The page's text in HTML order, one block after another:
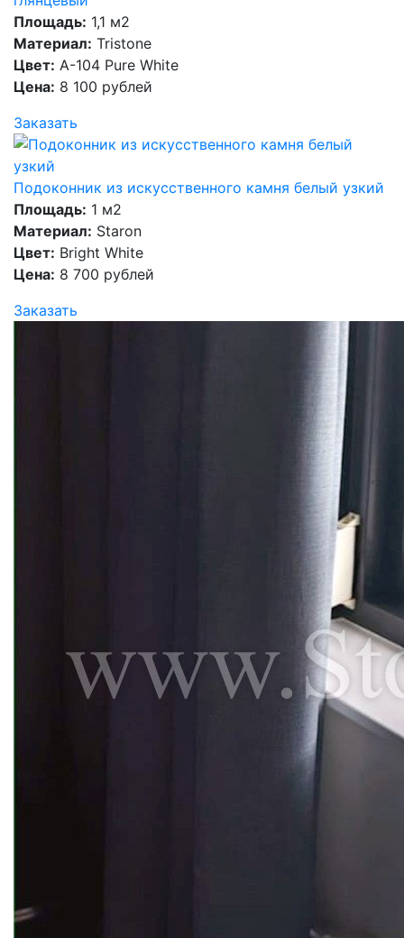
Площадь: 1,1 м2
Материал: Tristone
Цвет: А-104 Pure White
Цена: 8 100 рублей
Заказать
Подоконник из искусственного камня белый узкий
Площадь: 1 м2
Материал: Staron
Цвет: Bright White
Цена: 8 700 рублей
Заказать